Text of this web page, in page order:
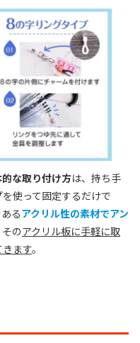
な取り付け方は、持ち手
使って固定するだけで
るアクリル性の素材でアン
のアクリル板に手軽に取
ます。